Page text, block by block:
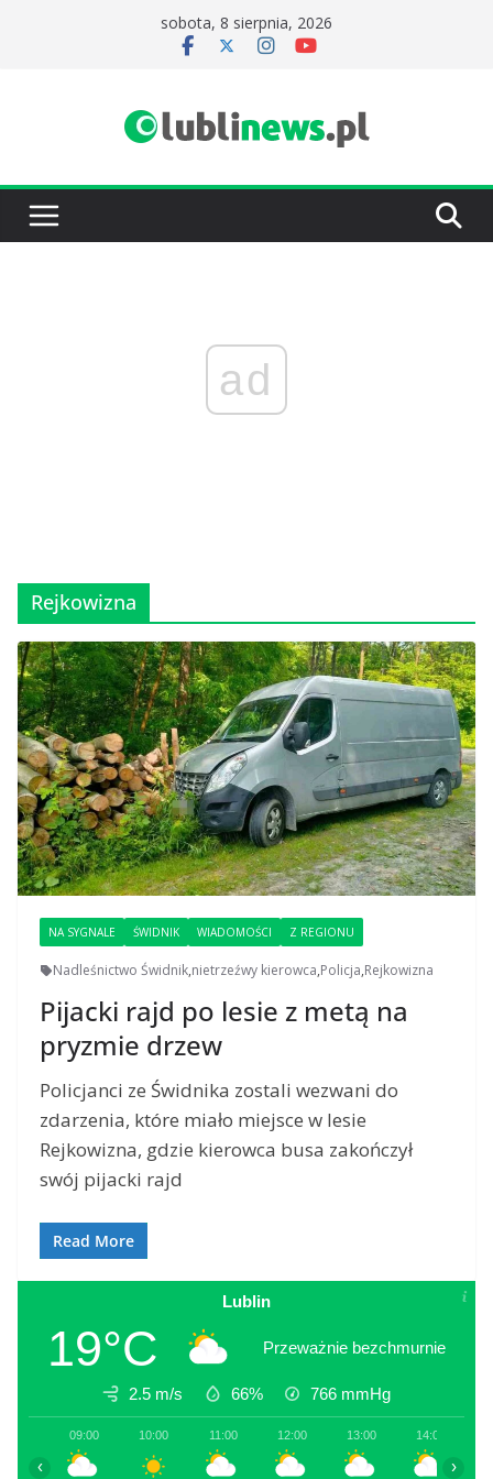
sobota, 8 sierpnia, 2026
ad
Rejkowizna
NA SYGNALE ŚWIDNIK WIADOMOŚCI Z REGIONU
Nadleśnictwo Świdnik,nietrzeźwy kierowca,Policja,Rejkowizna
Pijacki rajd po lesie z metą na
pryzmie drzew
Policjanci ze Świdnika zostali wezwani do
zdarzenia, które miało miejsce w lesie
Rejkowizna, gdzie kierowca busa zakończył
swój pijacki rajd
Read More
Lublin
19°C Przeważnie bezchmurnie
2.5 m/s 66% 766 mmHg
09:00 10:00 11:00 12:00 13:00 14:00
‹ ›